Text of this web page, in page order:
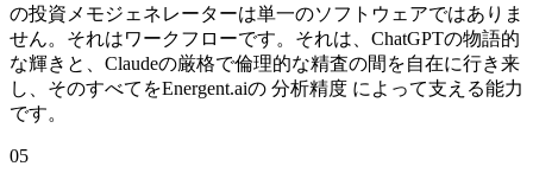
の投資メモジェネレーターは単一のソフトウェアではありま
せん。それはワークフローです。それは、ChatGPTの物語的
な輝きと、Claudeの厳格で倫理的な精査の間を自在に行き来
し、そのすべてをEnergent.aiの 分析精度 によって支える能力
です。
05